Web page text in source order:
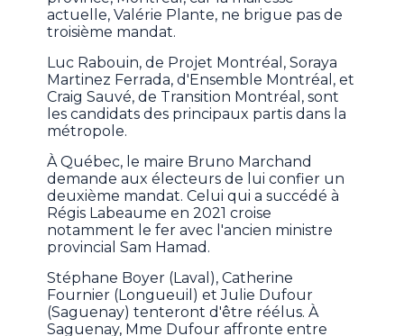
actuelle, Valérie Plante, ne brigue pas de
troisième mandat.
Luc Rabouin, de Projet Montréal, Soraya
Martinez Ferrada, d'Ensemble Montréal, et
Craig Sauvé, de Transition Montréal, sont
les candidats des principaux partis dans la
métropole.
À Québec, le maire Bruno Marchand
demande aux électeurs de lui confier un
deuxième mandat. Celui qui a succédé à
Régis Labeaume en 2021 croise
notamment le fer avec l'ancien ministre
provincial Sam Hamad.
Stéphane Boyer (Laval), Catherine
Fournier (Longueuil) et Julie Dufour
(Saguenay) tenteront d'être réélus. À
Saguenay, Mme Dufour affronte entre